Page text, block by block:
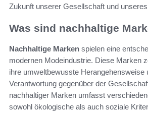
Zukunft unserer Gesellschaft und
Was sind nachhaltige
Nachhaltige Marken spielen eine
modernen Modeindustrie. Diese Marken
ihre umweltbewusste Herangehensweise
Verantwortung gegenüber der
nachhaltiger Marken umfasst
sowohl ökologische als auch soziale